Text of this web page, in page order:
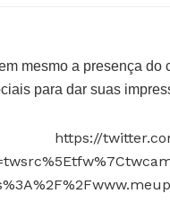
mesmo a presença
para dar suas
https://